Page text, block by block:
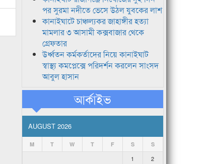
পর সুরমা নদীতে ভেসে উঠল যুবকের লাশ
কানাইঘাটে চাঞ্চল্যকর জাহাঙ্গীর হত্যা
মামলার ৩ আসামী কক্সবাজার থেকে
গ্রেফতার
উর্ধ্বতন কর্মকর্তাদের নিয়ে কানাইঘাট
স্বাস্থ্য কমপ্লেক্সে পরিদর্শন করলেন সাংসদ
আবুল হাসান
আর্কাইভ
AUGUST 2026
M T W T F S S
1
2